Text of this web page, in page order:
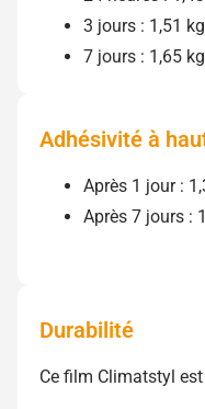
3 jours : 1,51
7 jours : 1,65
Adhésivité à
Après 1 jour :
Après 7 jours :
Durabilité
Ce film Climatstyl